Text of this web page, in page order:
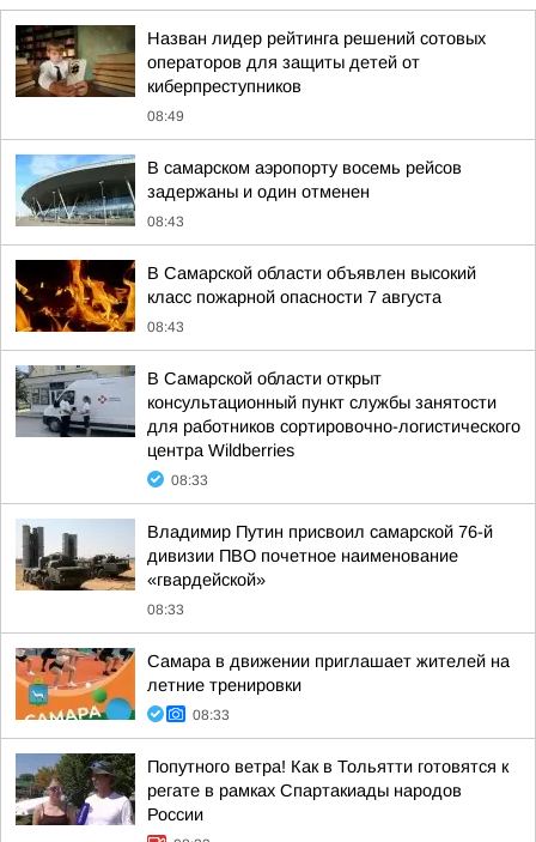
Назван лидер рейтинга решений сотовых
операторов для защиты детей от
киберпреступников
08:49
В самарском аэропорту восемь рейсов
задержаны и один отменен
08:43
В Самарской области объявлен высокий
класс пожарной опасности 7 августа
08:43
В Самарской области открыт
консультационный пункт службы занятости
для работников сортировочно-логистического
центра Wildberries
08:33
Владимир Путин присвоил самарской 76-й
дивизии ПВО почетное наименование
«гвардейской»
08:33
Самара в движении приглашает жителей на
летние тренировки
08:33
Попутного ветра! Как в Тольятти готовятся к
регате в рамках Спартакиады народов
России